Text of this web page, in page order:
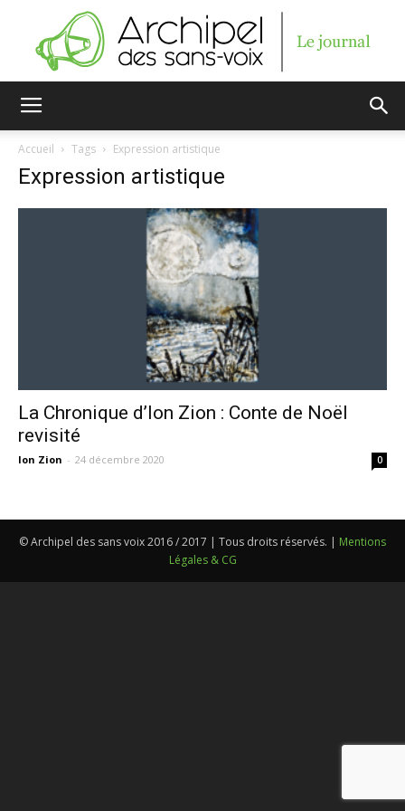
sans-
voix
Accueil Tags Expression artistique
Expression artistique
La Chronique d’Ion Zion : Conte de Noël
revisité
Ion Zion - 24 décembre 2020 0
© Archipel des sans voix 2016 / 2017 | Tous droits réservés. | Mentions
Légales & CG